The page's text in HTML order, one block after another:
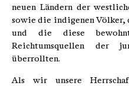
neuen Ländern der
sowie die indigenen Völker,
und die diese
Reichtumsquellen der
überrollten.
Als wir unsere